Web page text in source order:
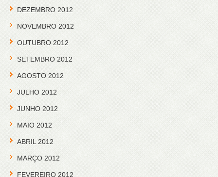
DEZEMBRO 2012
NOVEMBRO 2012
OUTUBRO 2012
SETEMBRO 2012
AGOSTO 2012
JULHO 2012
JUNHO 2012
MAIO 2012
ABRIL 2012
MARÇO 2012
FEVEREIRO 2012